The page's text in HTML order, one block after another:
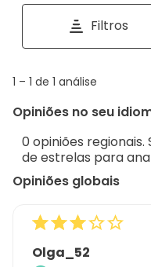
Filtros
1
1
análise
1 – 1 de 1 análise
Opiniões no seu
0 opiniões
de estrelas para
Opiniões globais
Olga_52